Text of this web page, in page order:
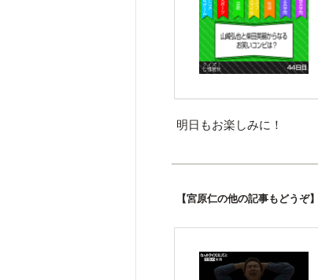
明日もお楽しみに！
【宮原仁の他の記事もどうぞ】